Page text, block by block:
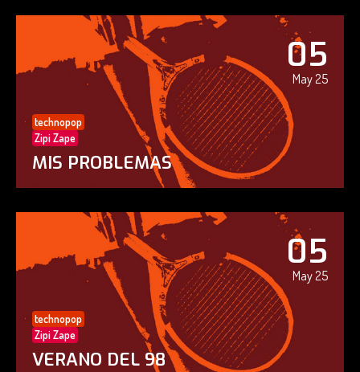
05
May 25
technopop
Zipi Zape
MIS PROBLEMAS
05
May 25
technopop
Zipi Zape
VERANO DEL 98